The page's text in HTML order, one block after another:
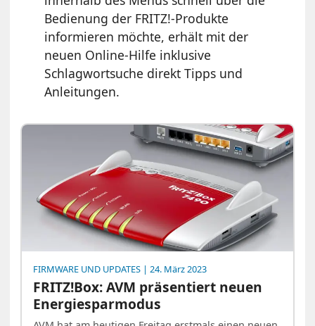
Bedienung der FRITZ!-Produkte
informieren möchte, erhält mit der
neuen Online-Hilfe inklusive
Schlagwortsuche direkt Tipps und
Anleitungen.
FIRMWARE UND UPDATES | 24. März 2023
FRITZ!Box: AVM präsentiert neuen
Energiesparmodus